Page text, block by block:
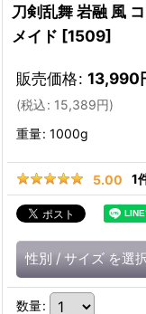
刀剣乱舞 岩融 風
メイド [1509]
販売価格: 13,990
(税込: 15,389円)
重量: 1000g
5.00 1
性別 / サイズ を選
数量: